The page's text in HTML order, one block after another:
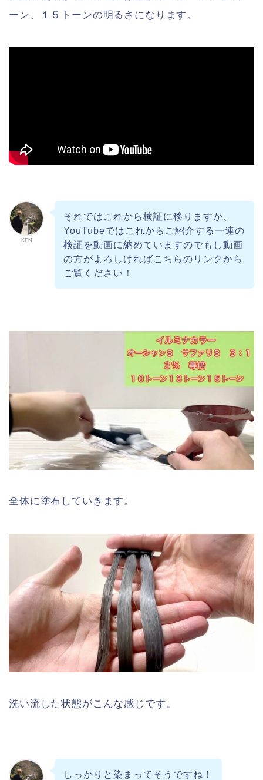
ーン、１５トーンの明るさになります。
KEN
それではこれから検証に移りますが、
YouTubeではこれからご紹介する一連の
検証を動画に納めていますのでもし動画
の方がよろしければこちらのリンクから
ご覧ください！
全体に塗布していきます。
洗い流した状態がこんな感じです。
しっかりと染まってそうですね！